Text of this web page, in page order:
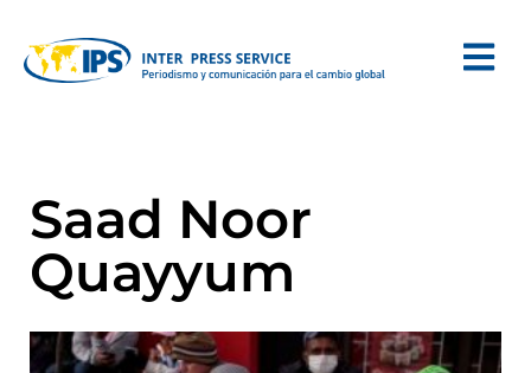
Saad Noor
Quayyum